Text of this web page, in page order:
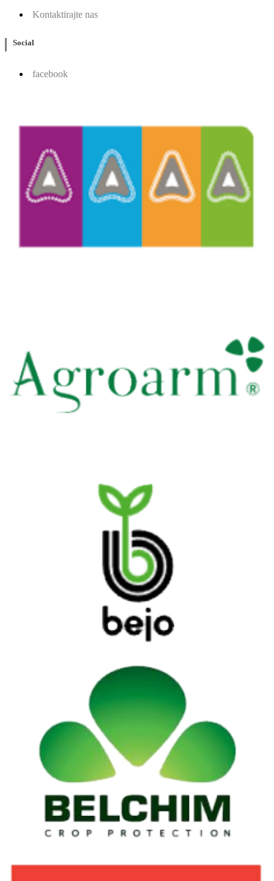
Kontaktirajte nas
Social
facebook